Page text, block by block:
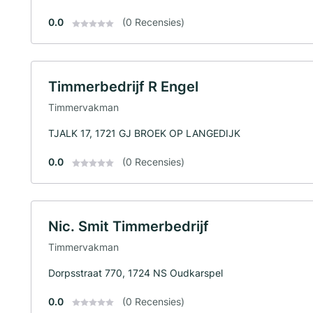
0.0 (0 Recensies)
Timmerbedrijf R Engel
Timmervakman
TJALK 17, 1721 GJ BROEK OP LANGEDIJK
0.0 (0 Recensies)
Nic. Smit Timmerbedrijf
Timmervakman
Dorpsstraat 770, 1724 NS Oudkarspel
0.0 (0 Recensies)